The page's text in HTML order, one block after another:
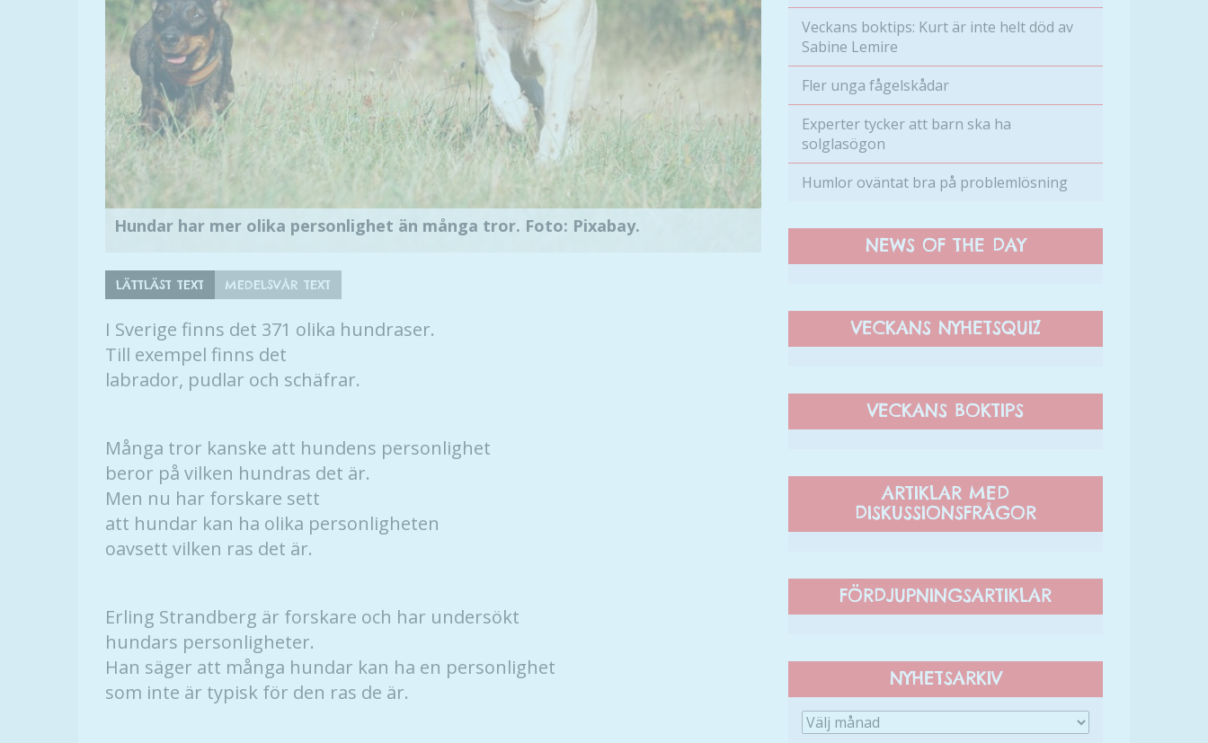
Hundar har mer olika personlighet än många tror. Foto: Pixabay.
LÄTTLÄST TEXT MEDELSVÅR TEXT
I Sverige finns det 371 olika hundraser.
Till exempel finns det
labrador, pudlar och schäfrar.
Många tror kanske att hundens personlighet
beror på vilken hundras det är.
Men nu har forskare sett
att hundar kan ha olika personligheten
oavsett vilken ras det är.
Erling Strandberg är forskare och har undersökt
hundars personligheter.
Han säger att många hundar kan ha en personlighet
som inte är typisk för den ras de är.
Veckans boktips: Kurt är inte helt död av
Sabine Lemire
Fler unga fågelskådar
Experter tycker att barn ska ha
solglasögon
Humlor oväntat bra på problemlösning
NEWS OF THE DAY
VECKANS NYHETSQUIZ
VECKANS BOKTIPS
ARTIKLAR MED
DISKUSSIONSFRÅGOR
FÖRDJUPNINGSARTIKLAR
NYHETSARKIV